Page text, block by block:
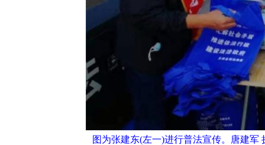
图为张建东(左一)进行普法宣传。唐建军